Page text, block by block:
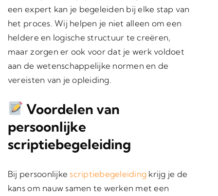
een expert kan je begeleiden bij elke stap van
het proces. Wij helpen je niet alleen om een
heldere en logische structuur te creëren,
maar zorgen er ook voor dat je werk voldoet
aan de wetenschappelijke normen en de
vereisten van je opleiding.
Voordelen van
persoonlijke
scriptiebegeleiding
Bij persoonlijke scriptiebegeleiding krijg je de
kans om nauw samen te werken met een